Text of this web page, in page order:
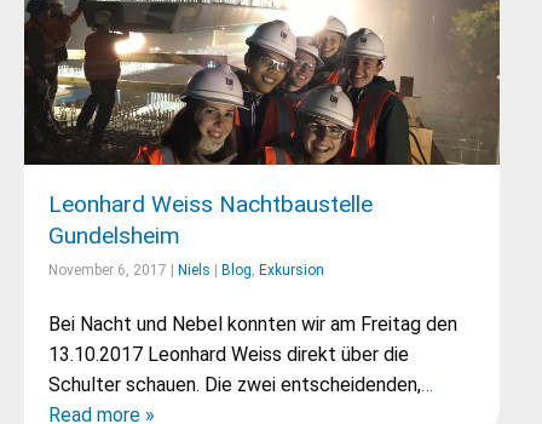
Leonhard Weiss Nachtbaustelle
Gundelsheim
November 6, 2017 | Niels Blog, Exkursion
Bei Nacht und Nebel konnten wir am Freitag den
13.10.2017 Leonhard Weiss direkt über die
Schulter schauen. Die zwei entscheidenden,…
Read more »